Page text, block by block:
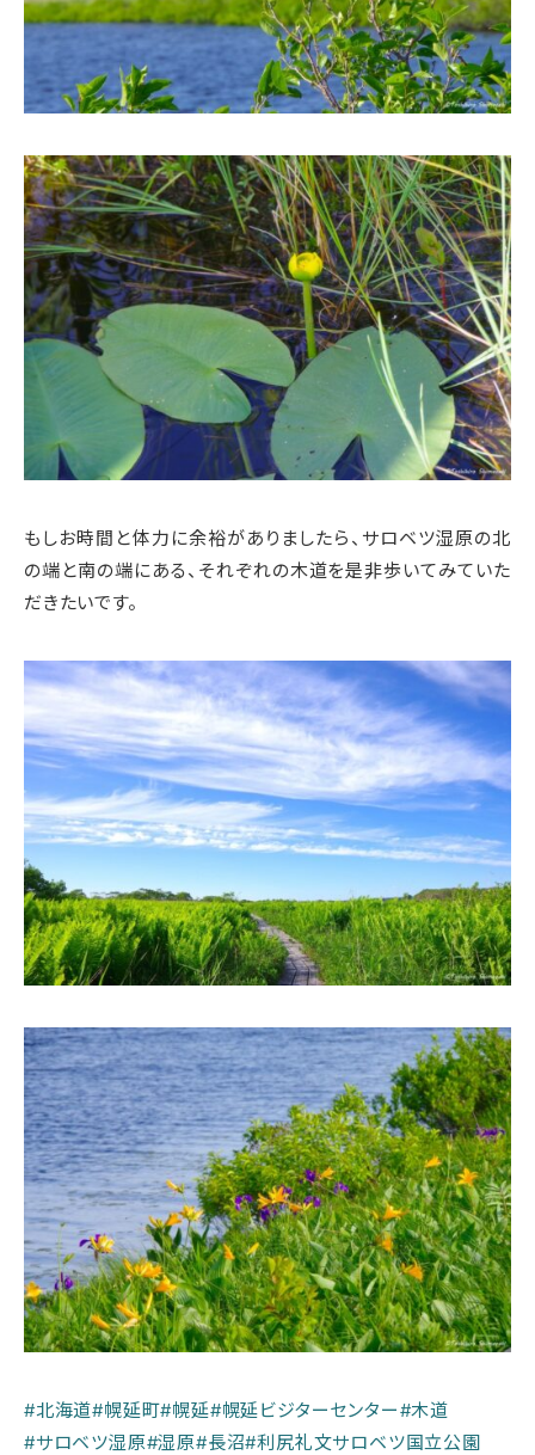
もしお時間と体力に余裕がありましたら、サロベツ湿原の北
の端と南の端にある、それぞれの木道を是非歩いてみていた
だきたいです。
#北海道#幌延町#幌延#幌延ビジターセンター#木道
#サロベツ湿原#湿原#長沼#利尻礼文サロベツ国立公園